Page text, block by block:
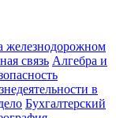
железнодорожном
связь Алгебра и
в
Бухгалтерский